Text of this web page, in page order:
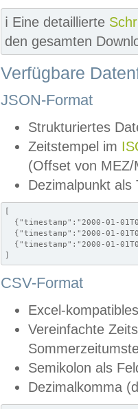
ℹ️ Eine detaillierte
den gesamten
Verfügbare
JSON-Format
Strukturiertes
Zeitstempel im
(Offset von MEZ/
Dezimalpunkt als
[
{"timestamp":"2000-01-
{"timestamp":"2000-01-
{"timestamp":"2000-01-
]
CSV-Format
Excel-
Vereinfachte
Semikolon als
Dezimalkomma